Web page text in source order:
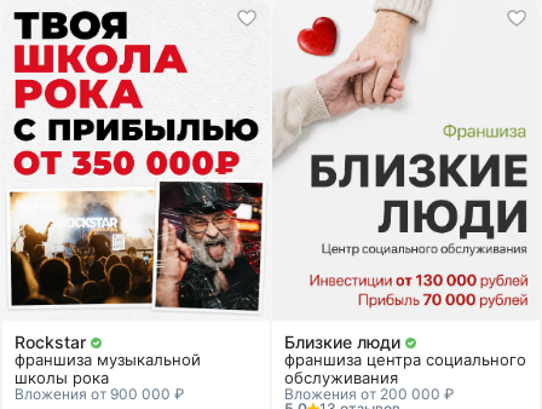
Rockstar
франшиза музыкальной
школы рока
Вложения от 900 000 ₽
Близкие люди
франшиза центра социального
обслуживания
Вложения от 200 000 ₽